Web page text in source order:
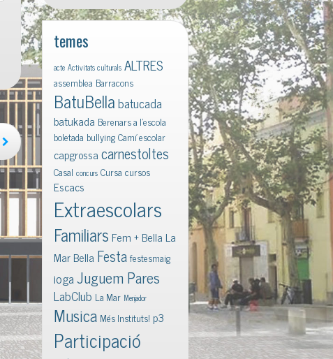
temes
acte Activitats culturals ALTRES
assemblea Barracons
BatuBellabatucada
batukada Berenars a l'escola
boletada bullyingCamí escolar
capgrossacarnestoltes
Casal concurs Cursa cursos
Escacs
Extraescolars
Familiars Fem + Bella La
Mar Bella Festafestesmaig
iogaJuguem Pares
LabClub La Mar Menjador
Musica Més Instituts! p3
Participació